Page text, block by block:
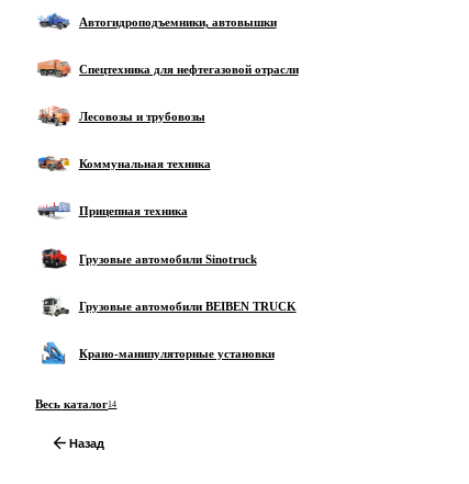
Автогидроподъемники, автовышки
Спецтехника для нефтегазовой отрасли
Лесовозы и трубовозы
Коммунальная техника
Прицепная техника
Грузовые автомобили Sinotruck
Грузовые автомобили BEIBEN TRUCK
Крано-манипуляторные установки
Весь каталог14
Назад